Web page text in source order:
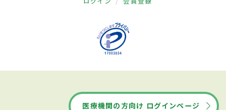
医療機関の方向け ログインページ